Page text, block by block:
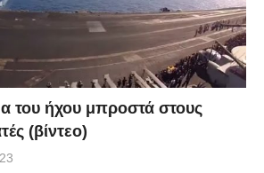
του ήχου μπροστά στους
(βίντεο)